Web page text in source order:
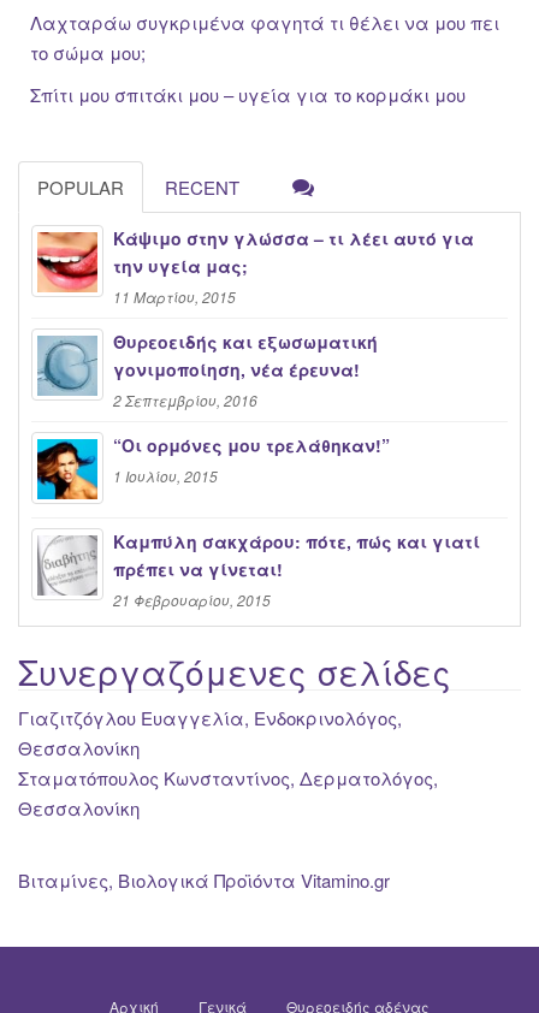
Λαχταράω συγκριμένα φαγητά τι θέλει να μου πει
το σώμα μου;
Σπίτι μου σπιτάκι μου – υγεία για το κορμάκι μου
POPULAR RECENT
Κάψιμο στην γλώσσα – τι λέει αυτό για
την υγεία μας;
11 Μαρτίου, 2015
Θυρεοειδής και εξωσωματική
γονιμοποίηση, νέα έρευνα!
2 Σεπτεμβρίου, 2016
“Oι ορμόνες μου τρελάθηκαν!”
1 Ιουλίου, 2015
Καμπύλη σακχάρου: πότε, πώς και γιατί
πρέπει να γίνεται!
21 Φεβρουαρίου, 2015
Συνεργαζόμενες σελίδες
Γιαζιτζόγλου Ευαγγελία, Ενδοκρινολόγος,
Θεσσαλονίκη
Σταματόπουλος Κωνσταντίνος, Δερματολόγος,
Θεσσαλονίκη
Βιταμίνες, Βιολογικά Προϊόντα Vitamino.gr
Αρχική Γενικά Θυρεοειδής αδένας